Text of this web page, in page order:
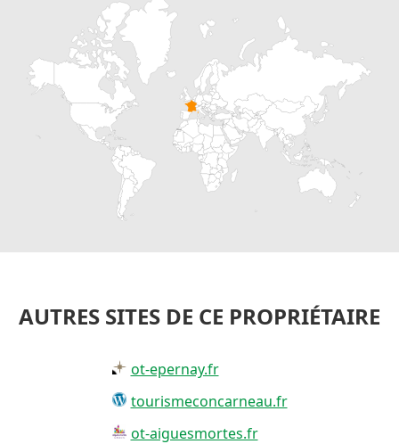
AUTRES SITES DE CE PROPRIÉTAIRE
ot-epernay.fr
tourismeconcarneau.fr
ot-aiguesmortes.fr